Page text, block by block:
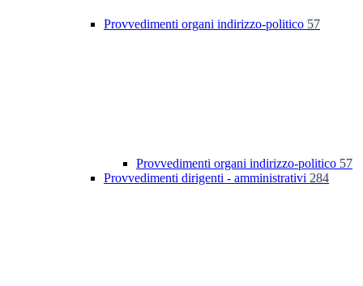
Provvedimenti organi indirizzo-politico 57
Provvedimenti organi indirizzo-politico 57
Provvedimenti dirigenti - amministrativi 284